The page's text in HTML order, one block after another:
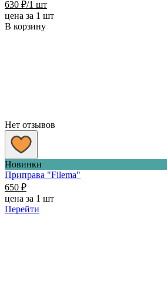
630 ₽/1 шт
цена за 1 шт
В корзину
Нет отзывов
Новинки
Приправа "Filema"
650 ₽
цена за 1 шт
Перейти